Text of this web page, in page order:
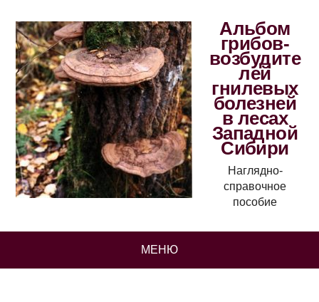
Альбом
грибов-
возбудите
лей
гнилевых
болезней
в лесах
Западной
Сибири
Наглядно-
справочное
пособие
МЕНЮ